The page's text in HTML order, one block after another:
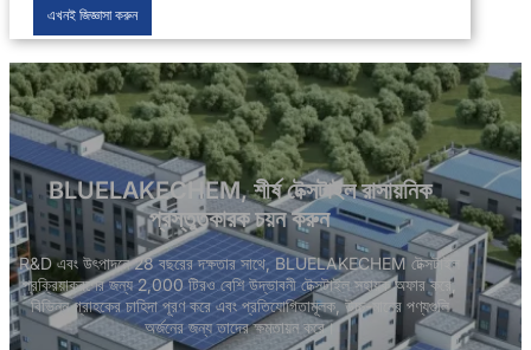
এখনই জিজ্ঞাসা করুন
BLUELAKECHEM, শীর্ষ টেক্সটাইল রাসায়নিক
প্রস্তুতকারক চয়ন করুন
R&D এবং উৎপাদনে 28 বছরের দক্ষতার সাথে, BLUELAKECHEM টেক্সটাইল
প্রক্রিয়াকরণের জন্য 2,000 টিরও বেশি উদ্ভাবনী টেক্সটাইল সহায়ক অফার করে,
বিভিন্ন গ্রাহকের চাহিদা পূরণ করে এবং প্রতিযোগিতামূলক, উচ্চ-মানের পণ্যগুলি
অর্জনের জন্য তাদের ক্ষমতায়ন করে।